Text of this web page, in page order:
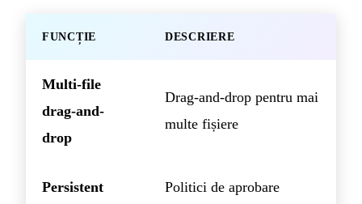
FUNCȚIE DESCRIERE
Multi-file
drag-and-
drop
Drag-and-drop pentru mai
multe fișiere
Persistent
Politici de aprobare